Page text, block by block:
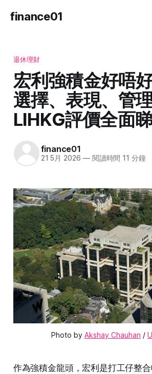
finance01
退休理財
宏利強積金好唔
選擇、表現、管理
LIHKG評價全面
finance01
21 5月 2026 —閱讀時間 11 分鐘
Photo by Akshay Chauhan /
作為強積金龍頭，宏利是打工仔整